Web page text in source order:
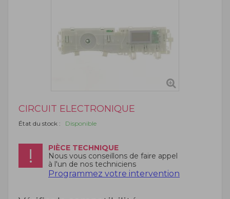
CIRCUIT ELECTRONIQUE
État du stock : Disponible
PIÈCE TECHNIQUE
Nous vous conseillons de faire appel
à l'un de nos techniciens
Programmez votre intervention